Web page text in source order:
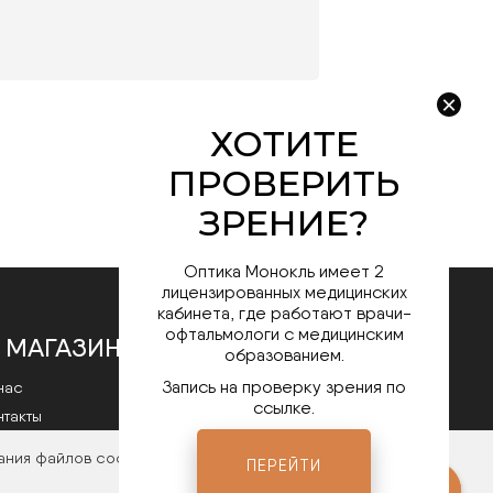
файлов cookies. Чтобы ознакомиться с нашими
Оптика Монокль имеет 2
лицензированных медицинских
кабинета, где работают врачи-
офтальмологи с медицинским
образованием.
Запись на проверку зрения по
ссылке.
ПЕРЕЙТИ